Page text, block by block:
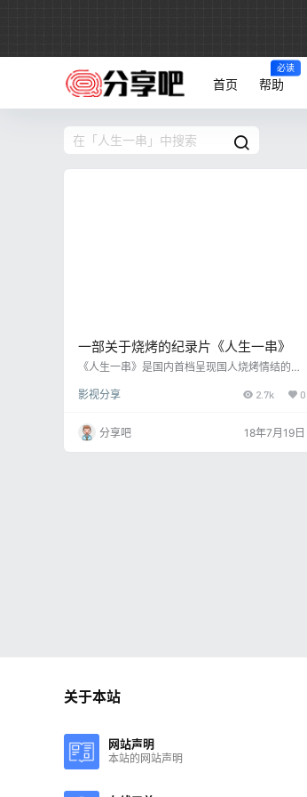
首页 帮助
必读
一部关于烧烤的纪录片《人生一串》
《人生一串》是国内首档呈现国人烧烤情结的专
题 涉及近30个城市的500多家传奇烧烤摊，真
无广告观看：https://www.bilibili.com/bangum
i/play/ep216794 7月19日已完结，补充全集超
清磁力链，可离线百度网盘 第一集：magnet:?xt
影视分享 2.7k 0
分享吧
18年7月19日
关于本站
网站声明
本站的网站声明